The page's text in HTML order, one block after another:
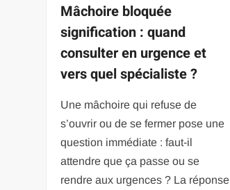
Mâchoire bloquée
signification : quand
consulter en urgence et
vers quel spécialiste ?
Une mâchoire qui refuse de
s’ouvrir ou de se fermer pose une
question immédiate : faut-il
attendre que ça passe ou se
rendre aux urgences ? La réponse